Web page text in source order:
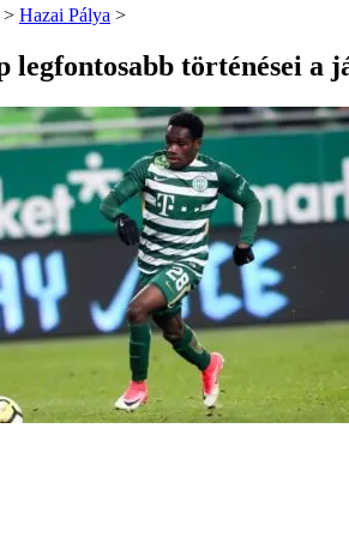
> Hazai Pálya >
legfontosabb történései a